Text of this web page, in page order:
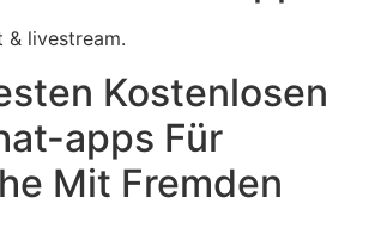
& livestream.
Kostenlosen
apps Für
Mit Fremden